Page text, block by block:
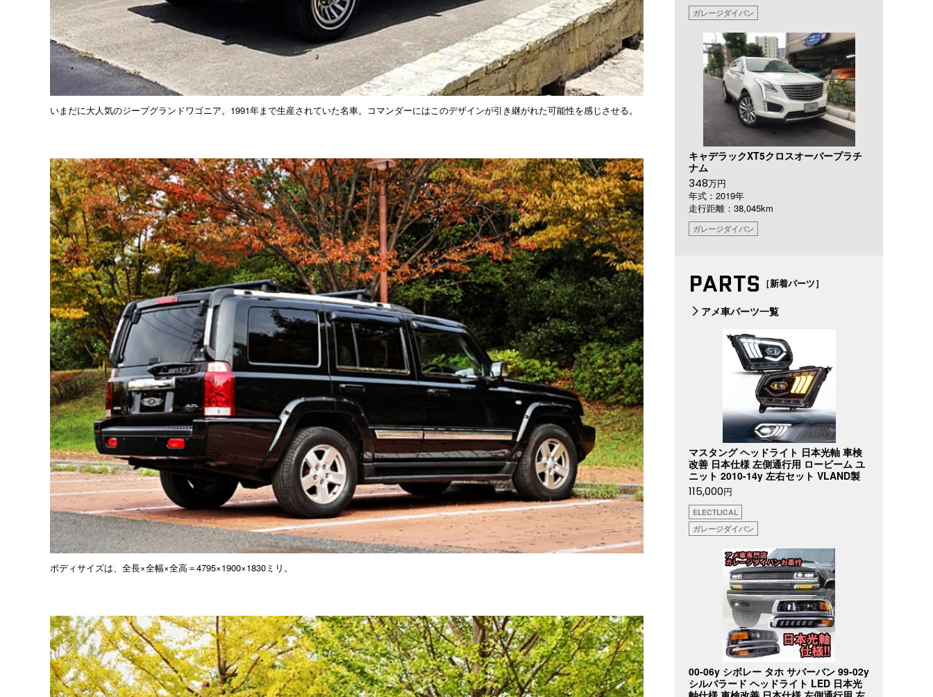
いまだに大人気のジープグランドワゴニア。1991年まで生産されていた名車。コマンダーにはこのデザインが引き継がれた可能性を感じさせる。
ボディサイズは、全長×全幅×全高＝4795×1900×1830ミリ。
ガレージダイバン
キャデラックXT5クロスオーバープラチ
ナム
348万円
年式：2019年
走行距離：38,045km
ガレージダイバン
PARTS ［新着パーツ］
アメ車パーツ一覧
マスタング ヘッドライト 日本光軸 車検
改善 日本仕様 左側通行用 ロービーム ユ
ニット 2010-14y 左右セット VLAND製
115,000円
ELECTLICAL
ガレージダイバン
00-06y シボレー タホ サバーバン 99-02y
シルバラード ヘッドライト LED 日本光